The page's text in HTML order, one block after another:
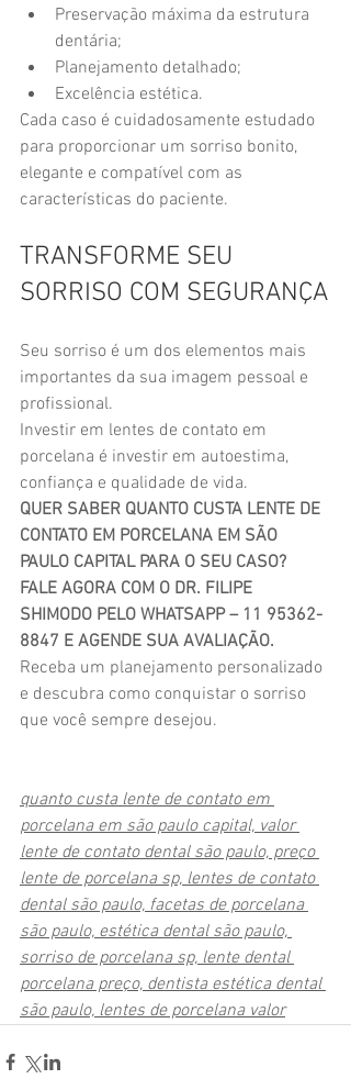
Preservação máxima da estrutura
dentária;
Planejamento detalhado;
Excelência estética.
Cada caso é cuidadosamente estudado
para proporcionar um sorriso bonito,
elegante e compatível com as
características do paciente.
TRANSFORME SEU
SORRISO COM SEGURANÇA
Seu sorriso é um dos elementos mais
importantes da sua imagem pessoal e
profissional.
Investir em lentes de contato em
porcelana é investir em autoestima,
confiança e qualidade de vida.
QUER SABER QUANTO CUSTA LENTE DE
CONTATO EM PORCELANA EM SÃO
PAULO CAPITAL PARA O SEU CASO?
FALE AGORA COM O DR. FILIPE
SHIMODO PELO WHATSAPP – 11 95362-
8847 E AGENDE SUA AVALIAÇÃO.
Receba um planejamento personalizado
e descubra como conquistar o sorriso
que você sempre desejou.
quanto custa lente de contato em
porcelana em são paulo capital, valor
lente de contato dental são paulo, preço
lente de porcelana sp, lentes de contato
dental são paulo, facetas de porcelana
são paulo, estética dental são paulo,
sorriso de porcelana sp, lente dental
porcelana preço, dentista estética dental
são paulo, lentes de porcelana valor